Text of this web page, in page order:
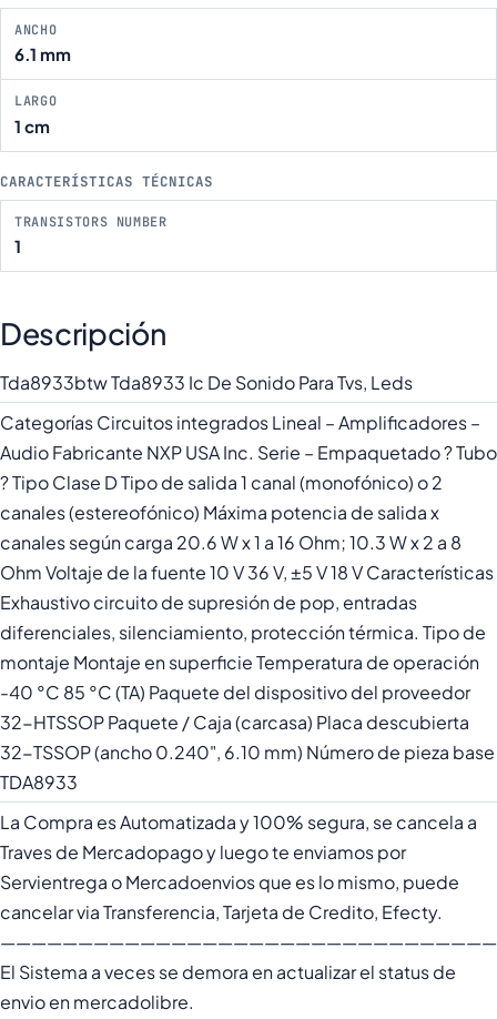
ANCHO
6.1 mm
LARGO
1 cm
CARACTERÍSTICAS TÉCNICAS
TRANSISTORS NUMBER
1
Descripción
Tda8933btw Tda8933 Ic De Sonido Para Tvs, Leds
Categorías Circuitos integrados Lineal – Amplificadores –
Audio Fabricante NXP USA Inc. Serie – Empaquetado ? Tubo
? Tipo Clase D Tipo de salida 1 canal (monofónico) o 2
canales (estereofónico) Máxima potencia de salida x
canales según carga 20.6 W x 1 a 16 Ohm; 10.3 W x 2 a 8
Ohm Voltaje de la fuente 10 V 36 V, ±5 V 18 V Características
Exhaustivo circuito de supresión de pop, entradas
diferenciales, silenciamiento, protección térmica. Tipo de
montaje Montaje en superficie Temperatura de operación
-40 °C 85 °C (TA) Paquete del dispositivo del proveedor
32-HTSSOP Paquete / Caja (carcasa) Placa descubierta
32-TSSOP (ancho 0.240", 6.10 mm) Número de pieza base
TDA8933
La Compra es Automatizada y 100% segura, se cancela a
Traves de Mercadopago y luego te enviamos por
Servientrega o Mercadoenvios que es lo mismo, puede
cancelar via Transferencia, Tarjeta de Credito, Efecty.
El Sistema a veces se demora en actualizar el status de
envio en mercadolibre.